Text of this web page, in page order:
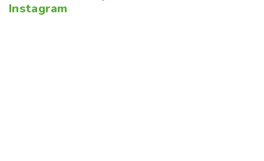
Instagram